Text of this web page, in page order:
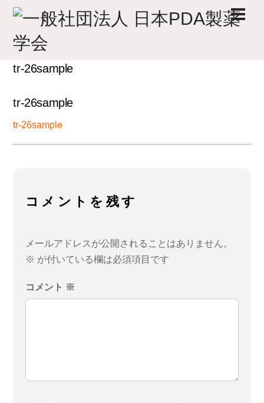
Skip
content
tr-26sample
tr-26sample
tr-26sample
コメントを残す
メールアドレスが公開されることはありません。
※ が付いている欄は必須項目です
コメント ※